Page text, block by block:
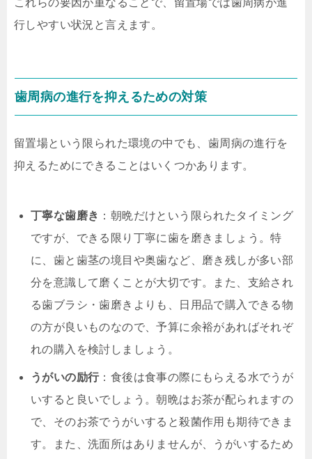
行しやすい状況と言えます。
歯周病の進行を抑えるための対策
留置場という限られた環境の中でも、歯周病の進行を
抑えるためにできることはいくつかあります。
丁寧な歯磨き ：朝晩だけという限られたタイミング
ですが、できる限り丁寧に歯を磨きましょう。特
に、歯と歯茎の境目や奥歯など、磨き残しが多い部
分を意識して磨くことが大切です。また、支給され
る歯ブラシ・歯磨きよりも、日用品で購入できる物
の方が良いものなので、予算に余裕があればそれぞ
れの購入を検討しましょう。
うがいの励行：食後は食事の際にもらえる水でうが
いすると良いでしょう。朝晩はお茶が配られますの
で、そのお茶でうがいすると殺菌作用も期待できま
す。また、洗面所はありませんが、うがいするため